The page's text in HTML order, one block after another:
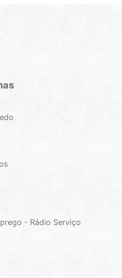
- Rádio Serviço